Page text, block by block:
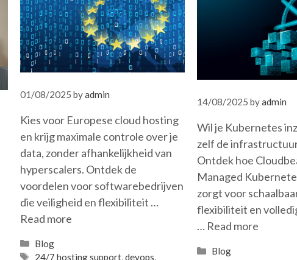
14/08/2025 byadmin
Wil je Kubernetes
zelf de
Ontdek hoe
Managed
zorgt voor
flexibiliteit en
… Read more
Categories
Blog
01/08/2025 byadmin
Kies voor Europese cloud hosting
en krijg maximale controle over je
data, zonder afhankelijkheid van
hyperscalers. Ontdek de
voordelen voor softwarebedrijven
die veiligheid en flexibiliteit …
Read more
Categories
Blog
Tags
24/7 hosting support ,devops